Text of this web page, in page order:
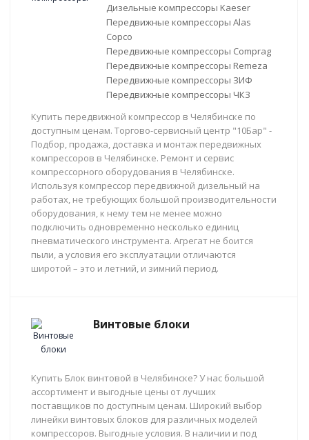
Дизельные компрессоры Kaeser
Передвижные компрессоры Alas
Copco
Передвижные компрессоры Comprag
Передвижные компрессоры Remeza
Передвижные компрессоры ЗИФ
Передвижные компрессоры ЧКЗ
Купить передвижной компрессор в Челябинске по
доступным ценам. Торгово-сервисный центр "10Бар" -
Подбор, продажа, доставка и монтаж передвижных
компрессоров в Челябинске. Ремонт и сервис
компрессорного оборудования в Челябинске.
Используя компрессор передвижной дизельный на
работах, не требующих большой производительности
оборудования, к нему тем не менее можно
подключить одновременно несколько единиц
пневматического инструмента. Агрегат не боится
пыли, а условия его эксплуатации отличаются
широтой – это и летний, и зимний период.
Винтовые блоки
Купить Блок винтовой в Челябинске? У нас большой
ассортимент и выгодные цены от лучших
поставщиков по доступным ценам. Широкий выбор
линейки винтовых блоков для различных моделей
компрессоров. Выгодные условия. В наличии и под